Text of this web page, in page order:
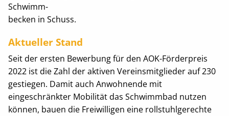
Schwimm-
becken in Schuss.
Aktueller Stand
Seit der ersten Bewerbung für den AOK-Förderpreis
2022 ist die Zahl der aktiven Vereinsmitglieder auf 230
gestiegen. Damit auch Anwohnende mit
eingeschränkter Mobilität das Schwimmbad nutzen
können, bauen die Freiwilligen eine rollstuhlgerechte